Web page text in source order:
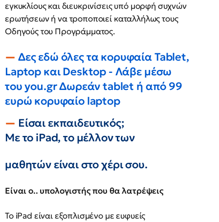
εγκυκλίους και διευκρινίσεις υπό μορφή συχνών
ερωτήσεων ή να τροποποιεί καταλλήλως τους
Οδηγούς του Προγράμματος.
Δες εδώ όλες τα κορυφαία Tablet,
Laptop και Desktop - Λάβε μέσω
του you.gr Δωρεάν tablet ή από 99
ευρώ κορυφαίο laptop
Είσαι εκπαιδευτικός;
Με το iPad, το μέλλον των
μαθητών είναι στο χέρι σου.
Είναι ο.. υπολογιστής που θα λατρέψεις
Το iPad είναι εξοπλισμένο με ευφυείς